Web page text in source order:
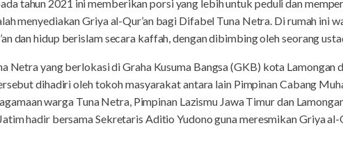
tahun 2021 ini memberikan porsi yang lebih untuk peduli dan
menyediakan Griya al-Qur’an bagi Difabel Tuna Netra. Di rumah ini
dan hidup berislam secara kaffah, dengan dibimbing oleh seorang
Netra yang berlokasi di Graha Kusuma Bangsa (GKB) kota Lamongan
dihadiri oleh tokoh masyarakat antara lain Pimpinan Cabang
warga Tuna Netra, Pimpinan Lazismu Jawa Timur dan
hadir bersama Sekretaris Aditio Yudono guna meresmikan Griya al-